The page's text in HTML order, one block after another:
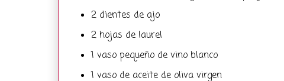
2 dientes de ajo
2 hojas de laurel
1 vaso pequeño de vino blanco
1 vaso de aceite de oliva virgen